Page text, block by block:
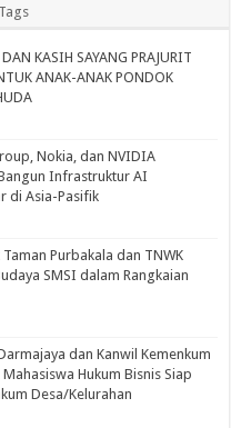
Tags
KASIH SAYANG PRAJURIT
ANAK-ANAK PONDOK
Nokia, dan NVIDIA
Infrastruktur AI
di Asia-Pasifik
Purbakala dan TNWK
SMSI dalam Rangkaian
dan Kanwil Kemenkum
Mahasiswa Hukum Bisnis Siap
Desa/Kelurahan